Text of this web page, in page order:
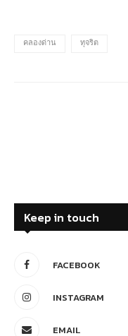
คลองด่าน ทุจริต
Keep in touch
FACEBOOK
INSTAGRAM
EMAIL